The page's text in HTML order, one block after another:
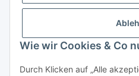
Wie wir Cookies & Co
Durch Klicken auf „AlleVertrag